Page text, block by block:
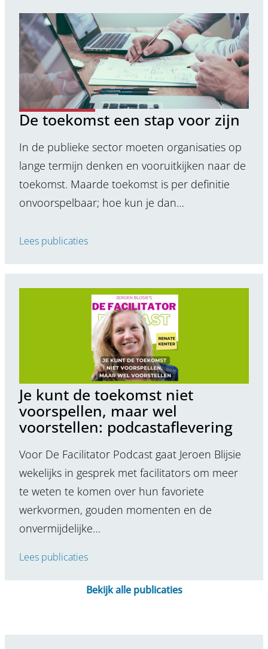
De toekomst een stap voor zijn
In de publieke sector moeten organisaties op
lange termijn denken en vooruitkijken naar de
toekomst. Maarde toekomst is per definitie
onvoorspelbaar; hoe kun je dan…
Lees publicaties
Je kunt de toekomst niet
voorspellen, maar wel
voorstellen: podcastaflevering
Voor De Facilitator Podcast gaat Jeroen Blijsie
wekelijks in gesprek met facilitators om meer
te weten te komen over hun favoriete
werkvormen, gouden momenten en de
onvermijdelijke…
Lees publicaties
Bekijk alle publicaties